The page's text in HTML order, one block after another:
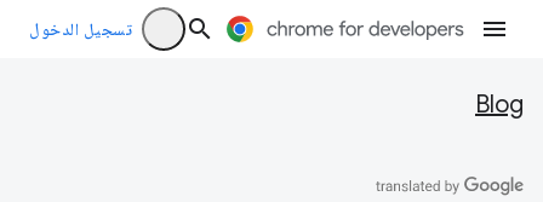
تسجيل الدخول
Blog